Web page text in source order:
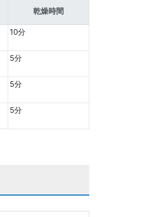
乾燥時間
10分
5分
5分
5分